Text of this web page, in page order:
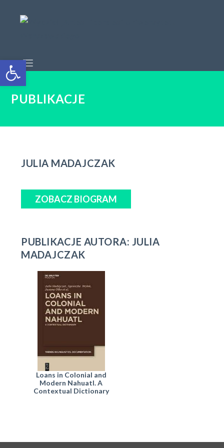
Open toolbar
PUBLIKACJE
JULIA MADAJCZAK
ZOBACZ BIOGRAM
PUBLIKACJE AUTORA: JULIA
MADAJCZAK
Loans in Colonial and
Modern Nahuatl. A
Contextual Dictionary